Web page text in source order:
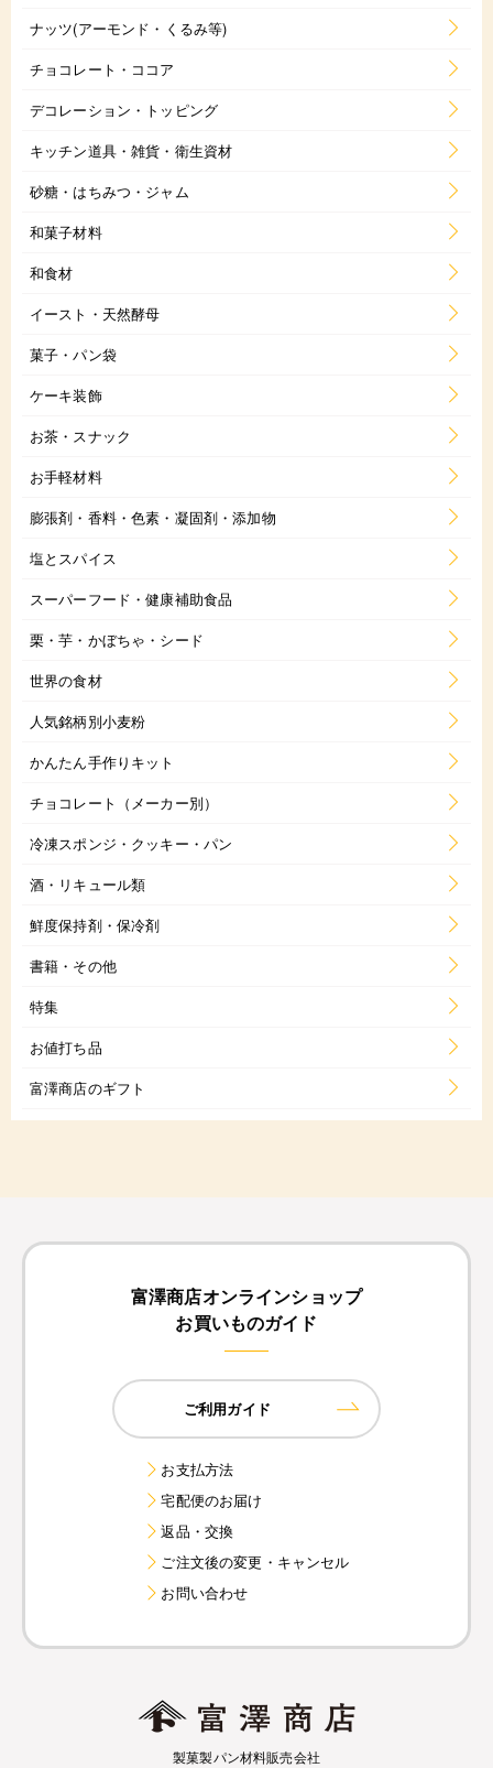
ナッツ(アーモンド・くるみ等)
チョコレート・ココア
デコレーション・トッピング
キッチン道具・雑貨・衛生資材
砂糖・はちみつ・ジャム
和菓子材料
和食材
イースト・天然酵母
菓子・パン袋
ケーキ装飾
お茶・スナック
お手軽材料
膨張剤・香料・色素・凝固剤・添加物
塩とスパイス
スーパーフード・健康補助食品
栗・芋・かぼちゃ・シード
世界の食材
人気銘柄別小麦粉
かんたん手作りキット
チョコレート（メーカー別）
冷凍スポンジ・クッキー・パン
酒・リキュール類
鮮度保持剤・保冷剤
書籍・その他
特集
お値打ち品
富澤商店のギフト
富澤商店オンラインショップ
お買いものガイド
ご利用ガイド
お支払方法
宅配便のお届け
返品・交換
ご注文後の変更・キャンセル
お問い合わせ
製菓製パン材料販売会社